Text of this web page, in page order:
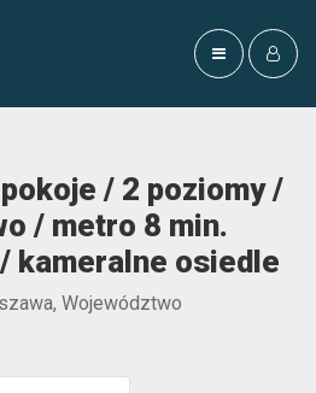
/ 2 poziomy /
/ metro 8 min.
kameralne osiedle
Województwo